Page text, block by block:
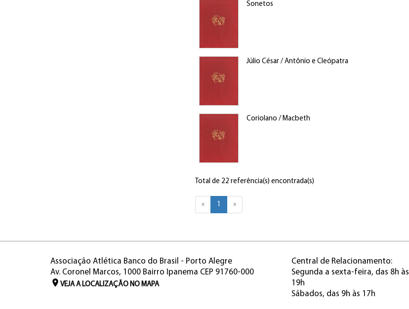
Sonetos
Júlio César / Antônio e Cleópatra
Coriolano / Macbeth
Total de 22 referência(s) encontrada(s)
« 1 »
Associação Atlética Banco do Brasil - Porto Alegre
Av. Coronel Marcos, 1000 Bairro Ipanema CEP 91760-000
VEJA A LOCALIZAÇÃO NO MAPA
Central de Relacionamento:
Segunda a sexta-feira, das 8h às
19h
Sábados, das 9h às 17h